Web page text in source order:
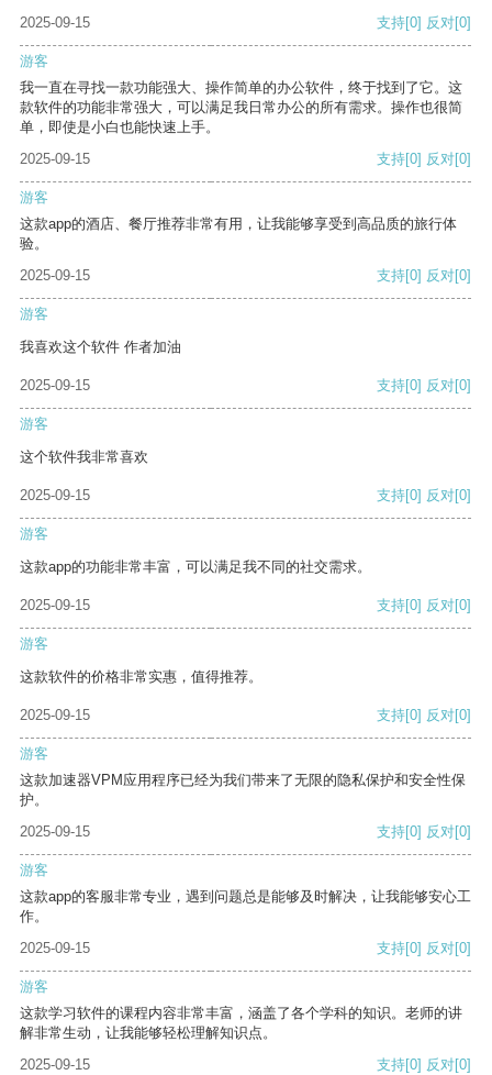
2025-09-15 支持[0] 反对[0]
游客
我一直在寻找一款功能强大、操作简单的办公软件，终于找到了它。这
款软件的功能非常强大，可以满足我日常办公的所有需求。操作也很简
单，即使是小白也能快速上手。
2025-09-15
支持[0] 反对[0]
游客
这款app的酒店、餐厅推荐非常有用，让我能够享受到高品质的旅行体
验。
2025-09-15
支持[0] 反对[0]
游客
我喜欢这个软件 作者加油
2025-09-15 支持[0] 反对[0]
游客
这个软件我非常喜欢
2025-09-15 支持[0] 反对[0]
游客
这款app的功能非常丰富，可以满足我不同的社交需求。
2025-09-15 支持[0] 反对[0]
游客
这款软件的价格非常实惠，值得推荐。
2025-09-15 支持[0] 反对[0]
游客
这款加速器VPM应用程序已经为我们带来了无限的隐私保护和安全性保
护。
2025-09-15
支持[0] 反对[0]
游客
这款app的客服非常专业，遇到问题总是能够及时解决，让我能够安心工
作。
2025-09-15
支持[0] 反对[0]
游客
这款学习软件的课程内容非常丰富，涵盖了各个学科的知识。老师的讲
解非常生动，让我能够轻松理解知识点。
2025-09-15
支持[0] 反对[0]